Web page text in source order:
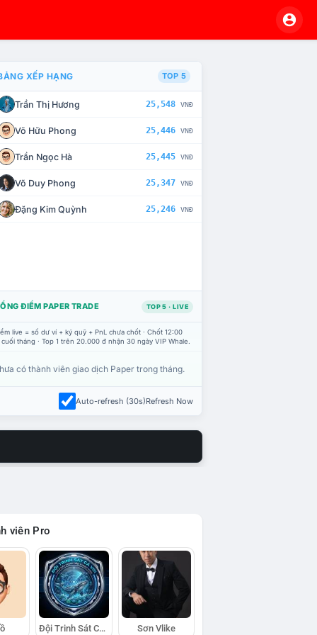
CHẾ TÀI XỬ LÝ VI PHẠM
XẾP HẠNG TOP 5
Trần Thị Hương 25,548 VNĐ
Võ Hữu Phong 25,446 VNĐ
Trần Ngọc Hà 25,445 VNĐ
Võ Duy Phong 25,347 VNĐ
Đặng Kim Quỳnh 25,246 VNĐ
ĐIỂM PAPER TRADE TOP 5 · LIVE
live = số dư ví + ký quỹ + PnL chưa chốt · Chốt 12:00
tháng · Top 1 trên 20.000 đ nhận 30 ngày VIP Whale.
có thành viên giao dịch Paper trong tháng.
Auto-refresh (30s)Refresh Now
viên Pro
Đội Trinh Sát Cá Voi Sơn Vlike